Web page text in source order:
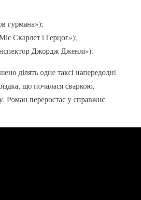
гурмана»);
Скарлет і Герцог»);
Джордж Дженлі»).
ділять одне таксі напередодні
що почалася сваркою,
Роман переростає у справжнє